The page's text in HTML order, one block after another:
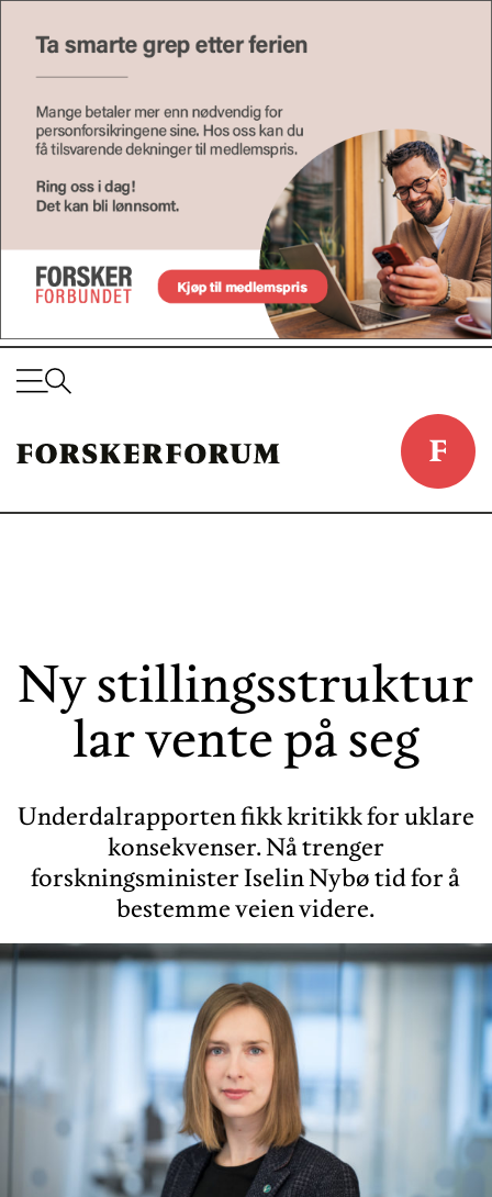
Ny stillingsstruktur
lar vente på seg
Underdalrapporten fikk kritikk for uklare
konsekvenser. Nå trenger
forskningsminister Iselin Nybø tid for å
bestemme veien videre.